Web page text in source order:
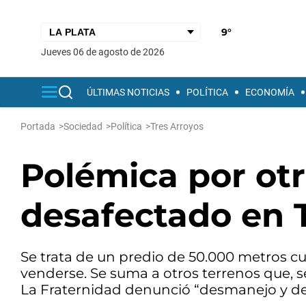
9°
jueves 06 de agosto de 2026
ÚLTIMAS NOTICIAS POLÍTICA ECONOMÍA
Portada >Sociedad >Política >Tres Arroyos
Polémica por
desafectado en
Se trata de un predio de 50.000 metros
venderse. Se suma a otros terrenos que,
La Fraternidad denunció “desmanejo y